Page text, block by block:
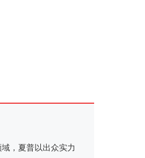
，夏普以出众实力